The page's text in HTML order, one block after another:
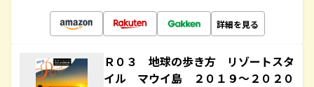
詳細を見る
Ｒ０３ 地球の歩き方 リゾートスタ
イル マウイ島 ２０１９～２０２０